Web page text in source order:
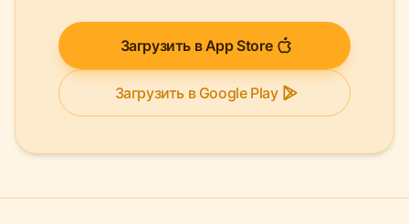
Загрузить в App Store
Загрузить в Google Play